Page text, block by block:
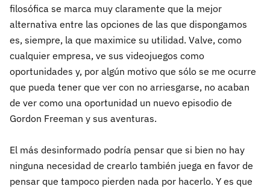
filosófica se marca muy claramente que la mejor
alternativa entre las opciones de las que dispongamos
es, siempre, la que maximice su utilidad. Valve, como
cualquier empresa, ve sus videojuegos como
oportunidades y, por algún motivo que sólo se me ocurre
que pueda tener que ver con no arriesgarse, no acaban
de ver como una oportunidad un nuevo episodio de
Gordon Freeman y sus aventuras.
El más desinformado podría pensar que si bien no hay
ninguna necesidad de crearlo también juega en favor de
pensar que tampoco pierden nada por hacerlo. Y es que